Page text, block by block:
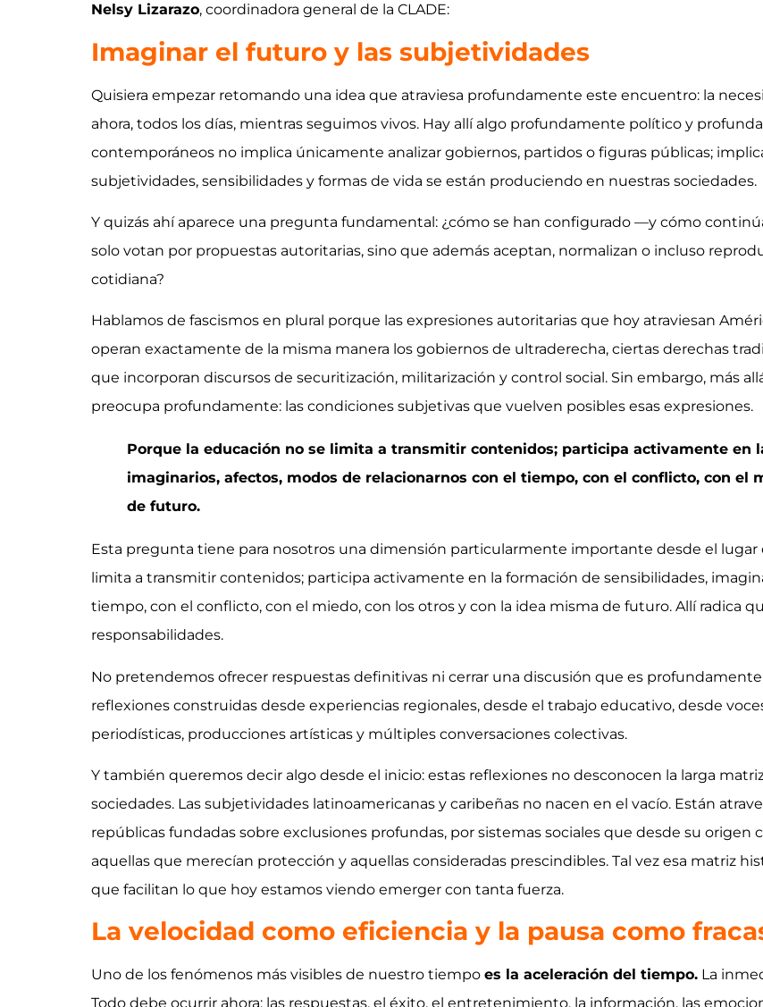
Nelsy Lizarazo, coordinadora general de la CLADE:
Imaginar el futuro y las subjetividades
Quisiera empezar retomando una idea que atraviesa profundamente este encuentro: la
ahora, todos los días, mientras seguimos vivos. Hay allí algo profundamente político y
contemporáneos no implica únicamente analizar gobiernos, partidos o figuras públicas;
subjetividades, sensibilidades y formas de vida se están produciendo en nuestras sociedades.
Y quizás ahí aparece una pregunta fundamental: ¿cómo se han configurado —y cómo
solo votan por propuestas autoritarias, sino que además aceptan, normalizan o incluso
cotidiana?
Hablamos de fascismos en plural porque las expresiones autoritarias que hoy atraviesan
operan exactamente de la misma manera los gobiernos de ultraderecha, ciertas derechas
que incorporan discursos de securitización, militarización y control social. Sin embargo, más
preocupa profundamente: las condiciones subjetivas que vuelven posibles esas expresiones.
Porque la educación no se limita a transmitir contenidos; participa activamente en
imaginarios, afectos, modos de relacionarnos con el tiempo, con el conflicto, con el
de futuro.
Esta pregunta tiene para nosotros una dimensión particularmente importante desde el lugar
limita a transmitir contenidos; participa activamente en la formación de sensibilidades,
tiempo, con el conflicto, con el miedo, con los otros y con la idea misma de futuro. Allí radica
responsabilidades.
No pretendemos ofrecer respuestas definitivas ni cerrar una discusión que es
reflexiones construidas desde experiencias regionales, desde el trabajo educativo, desde
periodísticas, producciones artísticas y múltiples conversaciones colectivas.
Y también queremos decir algo desde el inicio: estas reflexiones no desconocen la larga
sociedades. Las subjetividades latinoamericanas y caribeñas no nacen en el vacío. Están
repúblicas fundadas sobre exclusiones profundas, por sistemas sociales que desde su origen
aquellas que merecían protección y aquellas consideradas prescindibles. Tal vez esa matriz
que facilitan lo que hoy estamos viendo emerger con tanta fuerza.
La velocidad como eficiencia y la pausa como
Uno de los fenómenos más visibles de nuestro tiempo es la aceleración del tiempo. La
Todo debe ocurrir ahora: las respuestas, el éxito, el entretenimiento, la información, las